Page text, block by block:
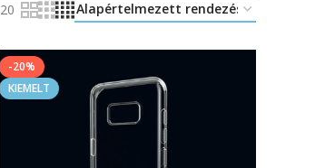
20
-20%
KIEMELT